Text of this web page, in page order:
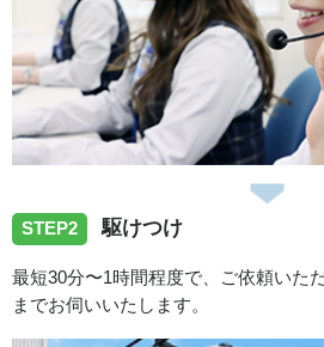
愛知県犬山市羽黒竹の腰へトイレ
た。
2026/07/30
愛知県豊田市越戸町へ洗濯蛇口の
2026/07/30
STEP2 駆けつけ
最短30分〜1時間程度で、ご依頼いた
までお伺いいたします。